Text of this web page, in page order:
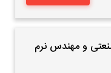
و مهندس نرم